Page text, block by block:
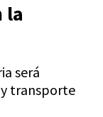
la
será
transporte